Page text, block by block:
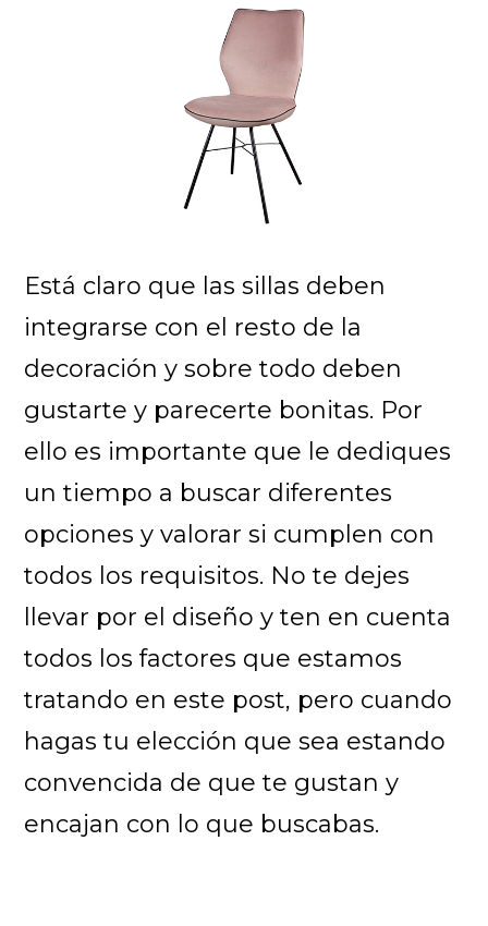
Está claro que las sillas deben
integrarse con el resto de la
decoración y sobre todo deben
gustarte y parecerte bonitas. Por
ello es importante que le dediques
un tiempo a buscar diferentes
opciones y valorar si cumplen con
todos los requisitos. No te dejes
llevar por el diseño y ten en cuenta
todos los factores que estamos
tratando en este post, pero cuando
hagas tu elección que sea estando
convencida de que te gustan y
encajan con lo que buscabas.